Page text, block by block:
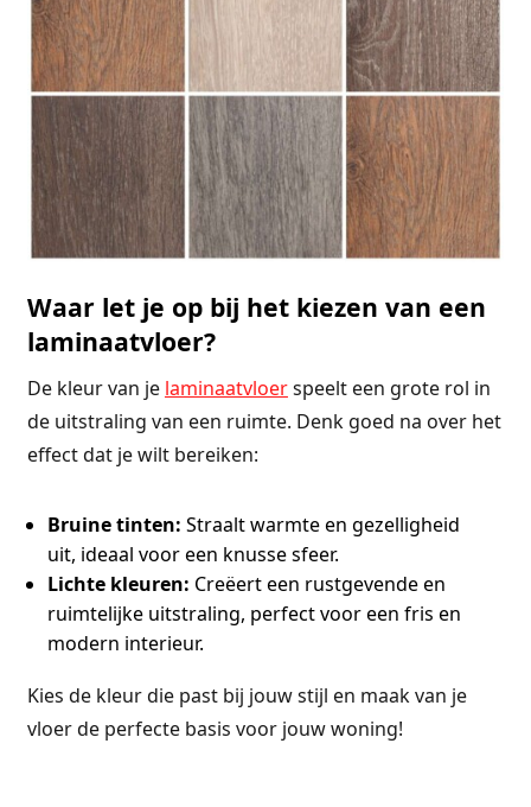
Waar let je op bij het kiezen van een
laminaatvloer?
De kleur van je laminaatvloerspeelt een grote rol in
de uitstraling van een ruimte. Denk goed na over het
effect dat je wilt bereiken:
Bruine tinten: Straalt warmte en gezelligheid
uit, ideaal voor een knusse sfeer.
Lichte kleuren: Creëert een rustgevende en
ruimtelijke uitstraling, perfect voor een fris en
modern interieur.
Kies de kleur die past bij jouw stijl en maak van je
vloer de perfecte basis voor jouw woning!